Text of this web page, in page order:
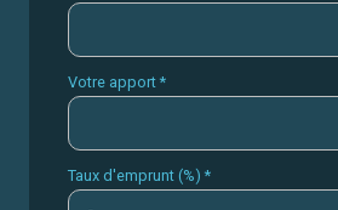
Votre apport *
Taux d'emprunt (%) *